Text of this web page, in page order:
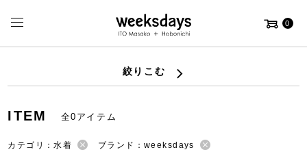
0
絞りこむ
ITEM 全0アイテム
カテゴリ：水着
ブランド：weeksdays